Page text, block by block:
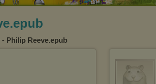
Philip Reeve.epub